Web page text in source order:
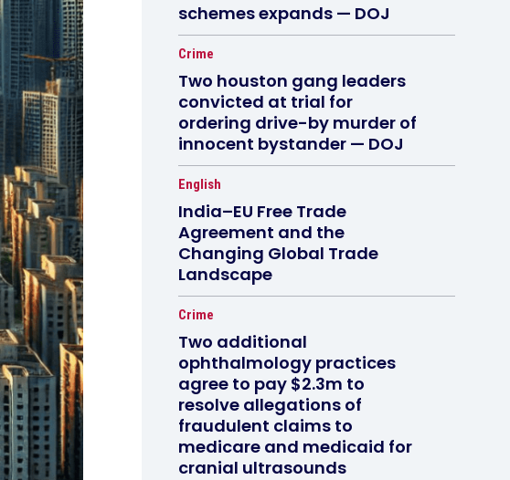
schemes expands — DOJ
Crime
Two houston gang leaders
convicted at trial for
ordering drive-by murder of
innocent bystander — DOJ
English
India–EU Free Trade
Agreement and the
Changing Global Trade
Landscape
Crime
Two additional
ophthalmology practices
agree to pay $2.3m to
resolve allegations of
fraudulent claims to
medicare and medicaid for
cranial ultrasounds